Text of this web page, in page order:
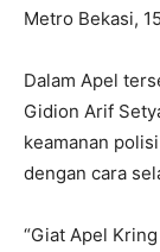
Metro Bekasi,
Dalam Apel
Gidion Arif
keamanan
dengan cara
“Giat Apel